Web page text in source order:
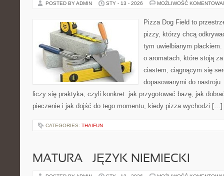
POSTED BY ADMIN STY - 13 - 2026 MOŻLIWOŚĆ
Pizza Dog Field to
pizzy, którzy chcą
tym uwielbianym
o aromatach, które stoją
ciastem, ciągnącym się
dopasowanymi do
liczy się praktyka, czyli konkret: jak przygotować bazę, jak
pieczenie i jak dojść do tego momentu, kiedy pizza wychodzi […]
CATEGORIES: THAIFUN
MATURA – JĘZYK NIEMIECKI